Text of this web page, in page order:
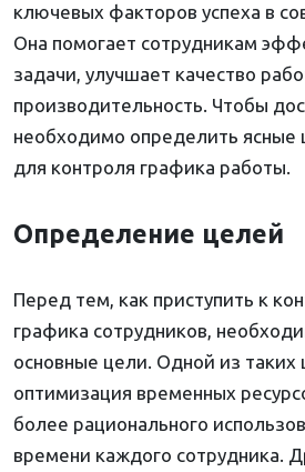
ключевых факторов успеха в
Она помогает сотрудникам
задачи, улучшает качество
производительность. Чтобы
необходимо определить ясные
для контроля графика работы.
Определение целей
Перед тем, как приступить к
графика сотрудников,
основные цели. Одной из
оптимизация временных
более рационального
времени каждого сотрудника.